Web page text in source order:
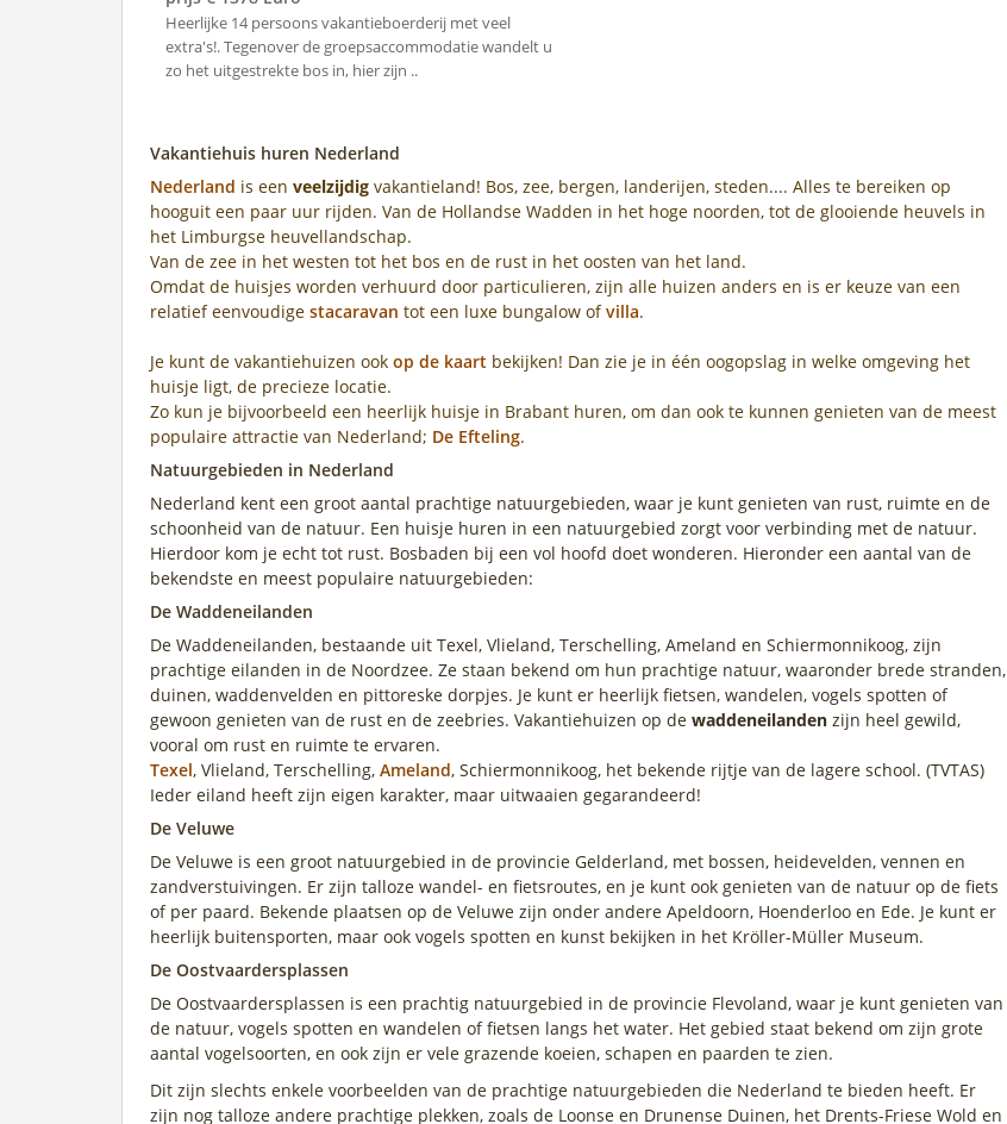
Heerlijke 14 persoons vakantieboerderij met veel
extra's!. Tegenover de groepsaccommodatie wandelt u
zo het uitgestrekte bos in, hier zijn ..
Vakantiehuis huren Nederland
Nederland is een veelzijdig vakantieland! Bos, zee, bergen, landerijen, steden.... Alles te bereiken op
hooguit een paar uur rijden. Van de Hollandse Wadden in het hoge noorden, tot de glooiende heuvels in
het Limburgse heuvellandschap.
Van de zee in het westen tot het bos en de rust in het oosten van het land.
Omdat de huisjes worden verhuurd door particulieren, zijn alle huizen anders en is er keuze van een
relatief eenvoudige stacaravan tot een luxe bungalow ofvilla.
Je kunt de vakantiehuizen ook op de kaart bekijken! Dan zie je in één oogopslag in welke omgeving het
huisje ligt, de precieze locatie.
Zo kun je bijvoorbeeld een heerlijk huisje in Brabant huren, om dan ook te kunnen genieten van de meest
populaire attractie van Nederland; De Efteling.
Natuurgebieden in Nederland
Nederland kent een groot aantal prachtige natuurgebieden, waar je kunt genieten van rust, ruimte en de
schoonheid van de natuur. Een huisje huren in een natuurgebied zorgt voor verbinding met de natuur.
Hierdoor kom je echt tot rust. Bosbaden bij een vol hoofd doet wonderen. Hieronder een aantal van de
bekendste en meest populaire natuurgebieden:
De Waddeneilanden
De Waddeneilanden, bestaande uit Texel, Vlieland, Terschelling, Ameland en Schiermonnikoog, zijn
prachtige eilanden in de Noordzee. Ze staan bekend om hun prachtige natuur, waaronder brede stranden,
duinen, waddenvelden en pittoreske dorpjes. Je kunt er heerlijk fietsen, wandelen, vogels spotten of
gewoon genieten van de rust en de zeebries. Vakantiehuizen op de waddeneilanden zijn heel gewild,
vooral om rust en ruimte te ervaren.
Texel, Vlieland, Terschelling, Ameland, Schiermonnikoog, het bekende rijtje van de lagere school. (TVTAS)
Ieder eiland heeft zijn eigen karakter, maar uitwaaien gegarandeerd!
De Veluwe
De Veluwe is een groot natuurgebied in de provincie Gelderland, met bossen, heidevelden, vennen en
zandverstuivingen. Er zijn talloze wandel- en fietsroutes, en je kunt ook genieten van de natuur op de fiets
of per paard. Bekende plaatsen op de Veluwe zijn onder andere Apeldoorn, Hoenderloo en Ede. Je kunt er
heerlijk buitensporten, maar ook vogels spotten en kunst bekijken in het Kröller-Müller Museum.
De Oostvaardersplassen
De Oostvaardersplassen is een prachtig natuurgebied in de provincie Flevoland, waar je kunt genieten van
de natuur, vogels spotten en wandelen of fietsen langs het water. Het gebied staat bekend om zijn grote
aantal vogelsoorten, en ook zijn er vele grazende koeien, schapen en paarden te zien.
Dit zijn slechts enkele voorbeelden van de prachtige natuurgebieden die Nederland te bieden heeft. Er
zijn nog talloze andere prachtige plekken, zoals de Loonse en Drunense Duinen, het Drents-Friese Wold en